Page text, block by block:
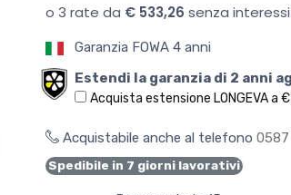
Garanzia FOWA 4 anni
Estendi la garanzia di 2 anni
Acquista estensione LONGEVA a
Acquistabile anche al telefono 0587
Spedibile in 7 giorni lavorativi